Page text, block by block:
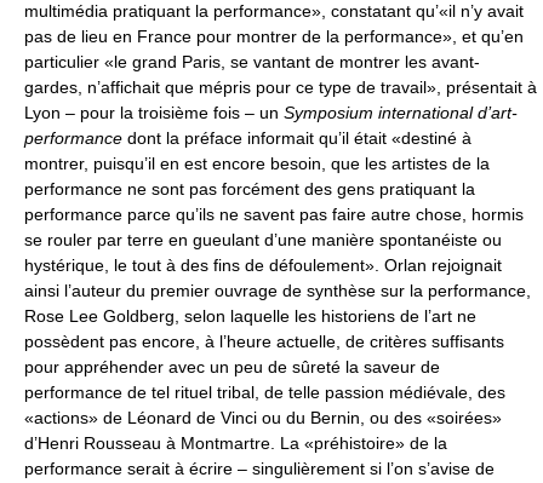
multimédia pratiquant la performance», constatant qu’«il n’y avait
pas de lieu en France pour montrer de la performance», et qu’en
particulier «le grand Paris, se vantant de montrer les avant-
gardes, n’affichait que mépris pour ce type de travail», présentait à
Lyon – pour la troisième fois – un Symposium international d’art-
performance dont la préface informait qu’il était «destiné à
montrer, puisqu’il en est encore besoin, que les artistes de la
performance ne sont pas forcément des gens pratiquant la
performance parce qu’ils ne savent pas faire autre chose, hormis
se rouler par terre en gueulant d’une manière spontanéiste ou
hystérique, le tout à des fins de défoulement». Orlan rejoignait
ainsi l’auteur du premier ouvrage de synthèse sur la performance,
Rose Lee Goldberg, selon laquelle les historiens de l’art ne
possèdent pas encore, à l’heure actuelle, de critères suffisants
pour appréhender avec un peu de sûreté la saveur de
performance de tel rituel tribal, de telle passion médiévale, des
«actions» de Léonard de Vinci ou du Bernin, ou des «soirées»
d’Henri Rousseau à Montmartre. La «préhistoire» de la
performance serait à écrire – singulièrement si l’on s’avise de